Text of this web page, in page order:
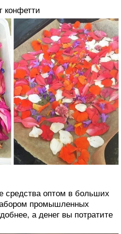
конфетти
средства оптом в больших
промышленных
а денег вы потратите